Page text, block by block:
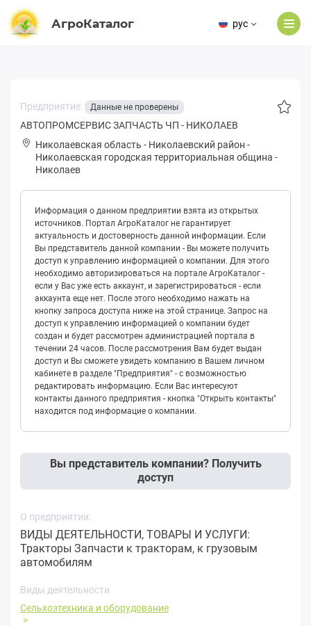
АгроКаталог рус
Предприятие: Данные не проверены
АВТОПРОМСЕРВИС ЗАПЧАСТЬ ЧП - НИКОЛАЕВ
Николаевская область - Николаевский район -
Николаевская городская территориальная община -
Николаев
Информация о данном предприятии взята из открытых
источников. Портал АгроКаталог не гарантирует
актуальность и достоверность данной информации. Если
Вы представитель данной компании - Вы можете получить
доступ к управлению информацией о компании. Для этого
необходимо авторизироваться на портале АгроКаталог -
если у Вас уже есть аккаунт, и зарегистрироваться - если
аккаунта еще нет. После этого необходимо нажать на
кнопку запроса доступа ниже на этой странице. Запрос на
доступ к управлению информацией о компании будет
создан и будет рассмотрен администрацией портала в
течении 24 часов. После рассмотрения Вам будет выдан
доступ и Вы сможете увидеть компанию в Вашем личном
кабинете в разделе "Предприятия" - с возможностью
редактировать информацию. Если Вас интересуют
контакты данного предприятия - кнопка "Открыть контакты"
находится под информацие о компании.
Вы представитель компании? Получить
доступ
О предприятии:
ВИДЫ ДЕЯТЕЛЬНОСТИ, ТОВАРЫ И УСЛУГИ:
Тракторы Запчасти к тракторам, к грузовым
автомобилям
Виды деятельности
Сельхозтехника и оборудование